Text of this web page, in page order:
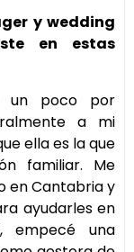
y wedding
en estas
un poco por
a mi
ella es la que
familiar. Me
en Cantabria y
ayudarles en
empecé una